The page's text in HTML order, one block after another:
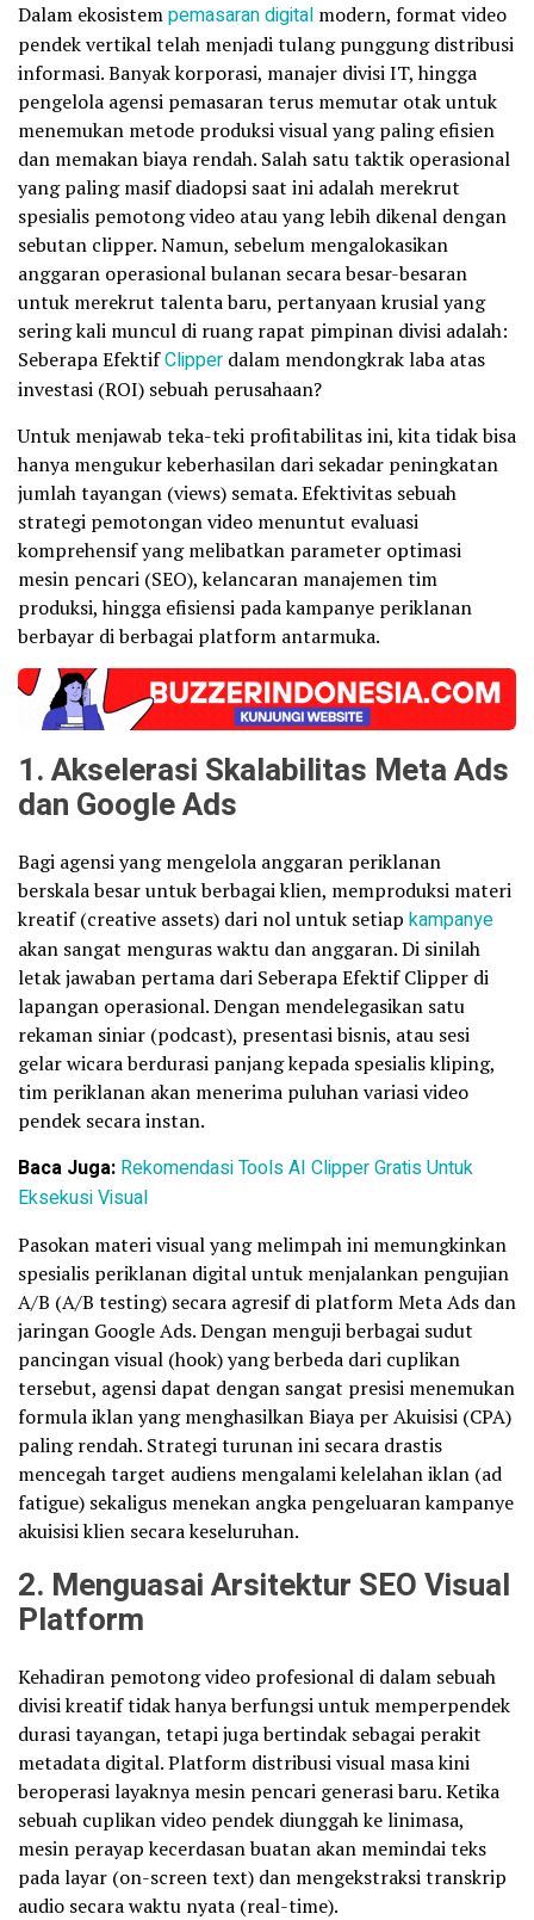
Dalam ekosistempemasaran digital modern, format video
pendek vertikal telah menjadi tulang punggung distribusi
informasi. Banyak korporasi, manajer divisi IT, hingga
pengelola agensi pemasaran terus memutar otak untuk
menemukan metode produksi visual yang paling efisien
dan memakan biaya rendah. Salah satu taktik operasional
yang paling masif diadopsi saat ini adalah merekrut
spesialis pemotong video atau yang lebih dikenal dengan
sebutan clipper. Namun, sebelum mengalokasikan
anggaran operasional bulanan secara besar-besaran
untuk merekrut talenta baru, pertanyaan krusial yang
sering kali muncul di ruang rapat pimpinan divisi adalah:
Seberapa EfektifClipper dalam mendongkrak laba atas
investasi (ROI) sebuah perusahaan?
Untuk menjawab teka-teki profitabilitas ini, kita tidak bisa
hanya mengukur keberhasilan dari sekadar peningkatan
jumlah tayangan (views) semata. Efektivitas sebuah
strategi pemotongan video menuntut evaluasi
komprehensif yang melibatkan parameter optimasi
mesin pencari (SEO), kelancaran manajemen tim
produksi, hingga efisiensi pada kampanye periklanan
berbayar di berbagai platform antarmuka.
1. Akselerasi Skalabilitas Meta Ads
dan Google Ads
Bagi agensi yang mengelola anggaran periklanan
berskala besar untuk berbagai klien, memproduksi materi
kreatif (creative assets) dari nol untuk setiap kampanye
akan sangat menguras waktu dan anggaran. Di sinilah
letak jawaban pertama dari Seberapa Efektif Clipper di
lapangan operasional. Dengan mendelegasikan satu
rekaman siniar (podcast), presentasi bisnis, atau sesi
gelar wicara berdurasi panjang kepada spesialis kliping,
tim periklanan akan menerima puluhan variasi video
pendek secara instan.
Baca Juga: Rekomendasi Tools AI Clipper Gratis Untuk
Eksekusi Visual
Pasokan materi visual yang melimpah ini memungkinkan
spesialis periklanan digital untuk menjalankan pengujian
A/B (A/B testing) secara agresif di platform Meta Ads dan
jaringan Google Ads. Dengan menguji berbagai sudut
pancingan visual (hook) yang berbeda dari cuplikan
tersebut, agensi dapat dengan sangat presisi menemukan
formula iklan yang menghasilkan Biaya per Akuisisi (CPA)
paling rendah. Strategi turunan ini secara drastis
mencegah target audiens mengalami kelelahan iklan (ad
fatigue) sekaligus menekan angka pengeluaran kampanye
akuisisi klien secara keseluruhan.
2. Menguasai Arsitektur SEO Visual
Platform
Kehadiran pemotong video profesional di dalam sebuah
divisi kreatif tidak hanya berfungsi untuk memperpendek
durasi tayangan, tetapi juga bertindak sebagai perakit
metadata digital. Platform distribusi visual masa kini
beroperasi layaknya mesin pencari generasi baru. Ketika
sebuah cuplikan video pendek diunggah ke linimasa,
mesin perayap kecerdasan buatan akan memindai teks
pada layar (on-screen text) dan mengekstraksi transkrip
audio secara waktu nyata (real-time).